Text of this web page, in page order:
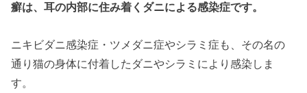
癬は、耳の内部に住み着くダニによる感染症です。
ニキビダニ感染症・ツメダニ症やシラミ症も、その名の
通り猫の身体に付着したダニやシラミにより感染しま
す。